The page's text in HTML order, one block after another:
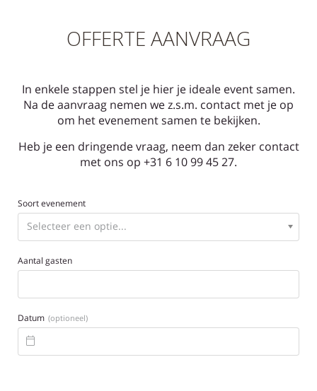
OFFERTE AANVRAAG
In enkele stappen stel je hier je ideale event samen.
Na de aanvraag nemen we z.s.m. contact met je op
om het evenement samen te bekijken.
Heb je een dringende vraag, neem dan zeker contact
met ons op +31 6 10 99 45 27.
Soort evenement
Aantal gasten
Datum (optioneel)
